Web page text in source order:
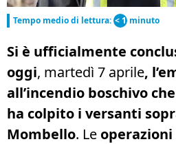
Tempo medio di lettura: < 1 minuto
Si è ufficialmente
oggi, martedì 7 aprile,
all’incendio boschivo
ha colpito i versanti
Mombello. Le